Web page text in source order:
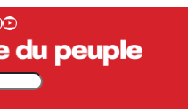
YouTube